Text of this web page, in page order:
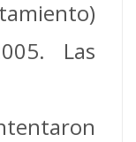
Las